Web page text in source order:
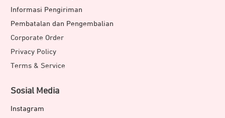
Informasi Pengiriman
Pembatalan dan Pengembalian
Corporate Order
Privacy Policy
Terms & Service
Sosial Media
Instagram